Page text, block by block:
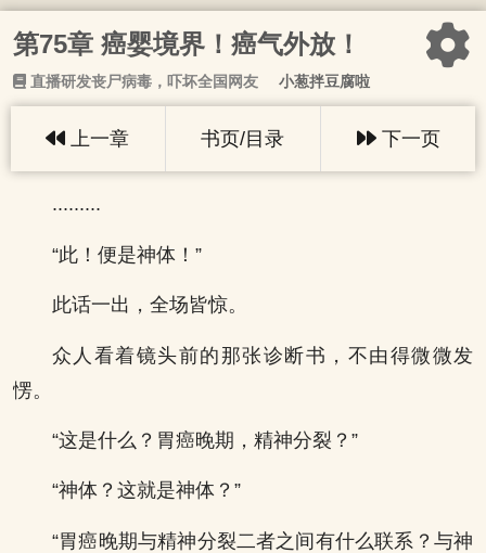
第75章 癌婴境界！癌气外放！
直播研发丧尸病毒，吓坏全国网友 小葱拌豆腐啦
上一章 书页/目录 下一页
.........
“此！便是神体！”
此话一出，全场皆惊。
众人看着镜头前的那张诊断书，不由得微微发
愣。
“这是什么？胃癌晚期，精神分裂？”
“神体？这就是神体？”
“胃癌晚期与精神分裂二者之间有什么联系？与神